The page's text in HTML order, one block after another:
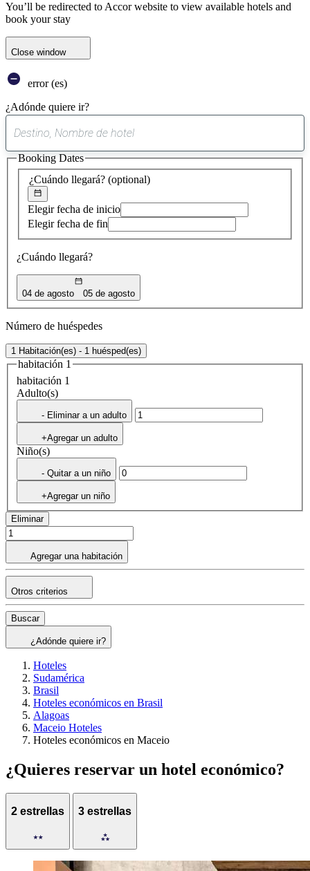
You’ll be redirected to Accor website to view available hotels and
book your stay
Close window
error (es)
¿Adónde quiere ir?
sugerencia
encontrada
¿Cuándo llegará? (optional)
Elegir fecha de inicio
Elegir fecha de fin
¿Cuándo llegará?
04 de agosto 05 de agosto
Booking Dates
Número de huéspedes
1 Habitación(es) - 1 huésped(es)
habitación 1
habitación 1
Adulto(s)
- Eliminar a un adulto
+Agregar un adulto
Niño(s)
- Quitar a un niño
+Agregar un niño
Eliminar
Agregar una habitación
Otros criterios
Buscar
¿Adónde quiere ir?
Hoteles
Sudamérica
Brasil
Hoteles económicos en Brasil
Alagoas
Maceio Hoteles
Hoteles económicos en Maceio
¿Quieres reservar un hotel económico?
2 estrellas 3 estrellas